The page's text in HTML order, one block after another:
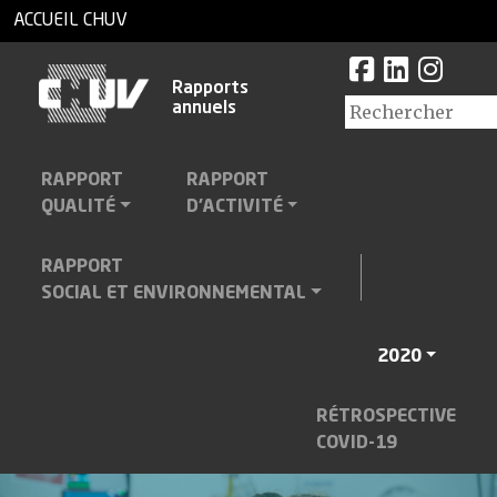
ACCUEIL CHUV
Rapports
annuels
RAPPORT
QUALITÉ
RAPPORT
D'ACTIVITÉ
RAPPORT
SOCIAL ET ENVIRONNEMENTAL
2020
RÉTROSPECTIVE
COVID-19